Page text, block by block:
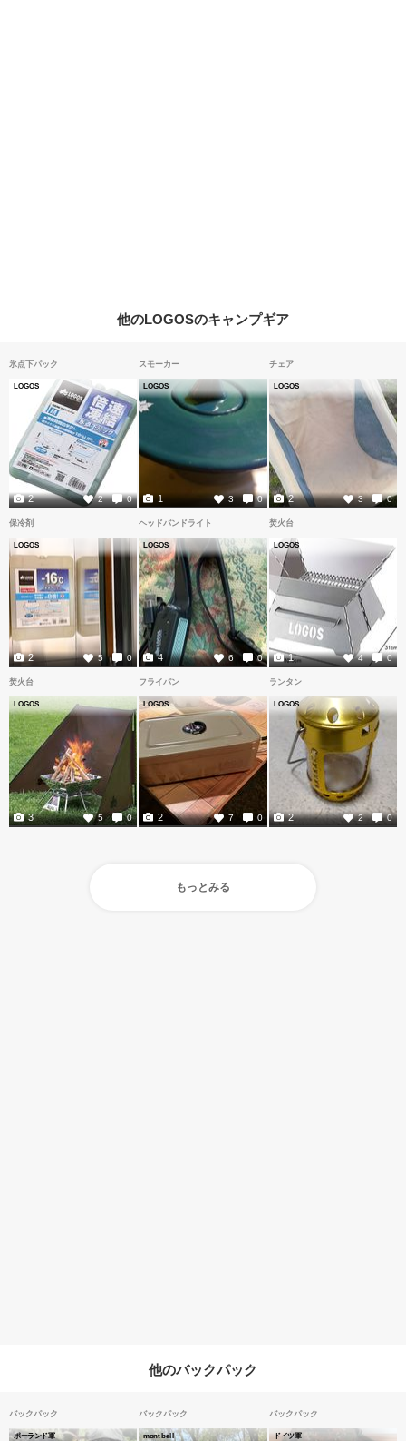
他のLOGOSのキャンプギア
氷点下パック
LOGOS
2 0
2
スモーカー
LOGOS
3 0
1
チェア
LOGOS
3 0
2
保冷剤
LOGOS
5 0
2
ヘッドバンドライト
LOGOS
6 0
4
焚火台
LOGOS
4 0
1
焚火台
LOGOS
5 0
3
フライパン
LOGOS
7 0
2
ランタン
LOGOS
2 0
2
もっとみる
他のバックパック
バックパック
ポーランド軍
バックパック
mont-bell
バックパック
ドイツ軍